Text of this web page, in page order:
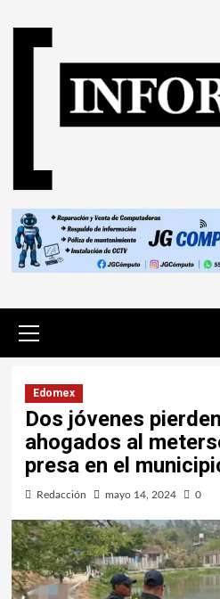
Edomex
Dos jóvenes
ahogados al
presa en el
Redacción mayo 14, 2024 0